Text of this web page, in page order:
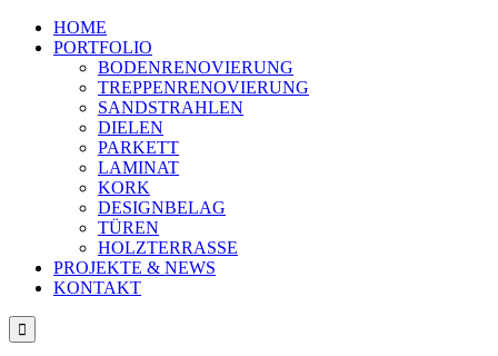
HOME
PORTFOLIO
BODENRENOVIERUNG
TREPPENRENOVIERUNG
SANDSTRAHLEN
DIELEN
PARKETT
LAMINAT
KORK
DESIGNBELAG
TÜREN
HOLZTERRASSE
PROJEKTE & NEWS
KONTAKT
